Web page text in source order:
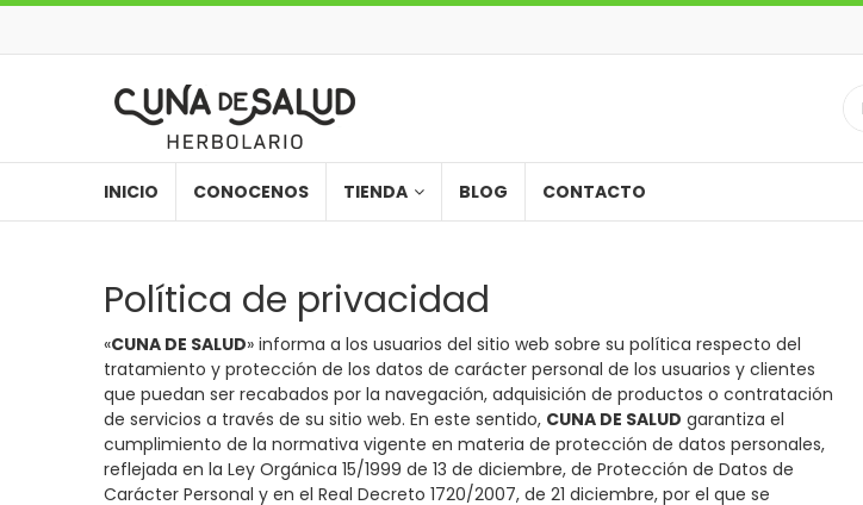
INICIO CONOCENOS TIENDA BLOG CONTACTO
Política de privacidad
«CUNA DE SALUD» informa a los usuarios del sitio web sobre su política respecto del
tratamiento y protección de los datos de carácter personal de los usuarios y clientes
que puedan ser recabados por la navegación, adquisición de productos o contratación
de servicios a través de su sitio web. En este sentido, CUNA DE SALUD garantiza el
cumplimiento de la normativa vigente en materia de protección de datos personales,
reflejada en la Ley Orgánica 15/1999 de 13 de diciembre, de Protección de Datos de
Carácter Personal y en el Real Decreto 1720/2007, de 21 diciembre, por el que se